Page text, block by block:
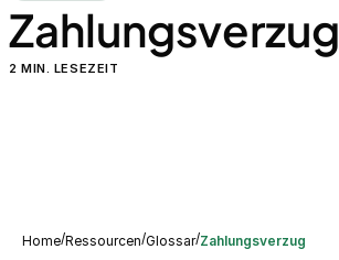
Zahlungsverzug
2 MIN. LESEZEIT
Home/Ressourcen/Glossar/Zahlungsverzug